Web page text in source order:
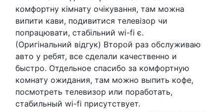
комфортну кімнату очікування, там можна
випити кави, подивитися телевізор чи
попрацювати, стабільний wi-fi є.
(Оригінальний відгук) Второй раз обслуживаю
авто у ребят, все сделали качественно и
быстро. Отдельное спасибо за комфортную
комнату ожидания, там можно выпить кофе,
посмотреть телевизор или поработать,
стабильный wi-fi присутствует.